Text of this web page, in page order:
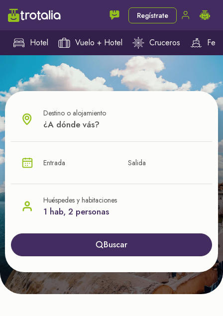
Regístrate
Hotel Vuelo + Hotel Cruceros
¿CUÁL VA A SER TU PRÓXIMO TROTE?
nuestras ofertas
Destino o alojamiento
Entrada Salida
Huéspedes y habitaciones
1 hab, 2 personas
Buscar